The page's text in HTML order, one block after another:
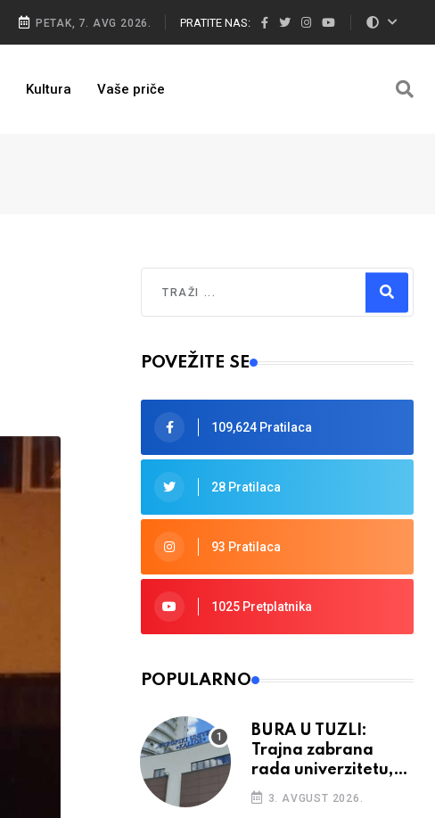
PETAK, 7. AVG 2026. PRATITE NAS:
Kultura Vaše priče
Type 2 or more characters for results.
POVEŽITE SE
109,624 Pratilaca
28 Pratilaca
93 Pratilaca
1025 Pretplatnika
POPULARNO
BURA U TUZLI:
Trajna zabrana
rada univerzitetu,
provedba sudskih
odluka
3. AVGUST 2026.